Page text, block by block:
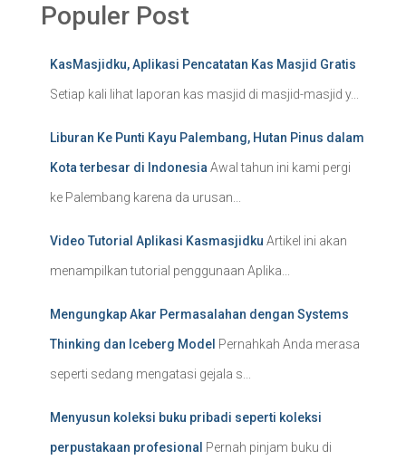
Populer Post
KasMasjidku, Aplikasi Pencatatan Kas Masjid Gratis
Setiap kali lihat laporan kas masjid di masjid-masjid y...
Liburan Ke Punti Kayu Palembang, Hutan Pinus dalam
Kota terbesar di Indonesia Awal tahun ini kami pergi
ke Palembang karena da urusan...
Video Tutorial Aplikasi Kasmasjidku Artikel ini akan
menampilkan tutorial penggunaan Aplika...
Mengungkap Akar Permasalahan dengan Systems
Thinking dan Iceberg Model Pernahkah Anda merasa
seperti sedang mengatasi gejala s...
Menyusun koleksi buku pribadi seperti koleksi
perpustakaan profesional Pernah pinjam buku di